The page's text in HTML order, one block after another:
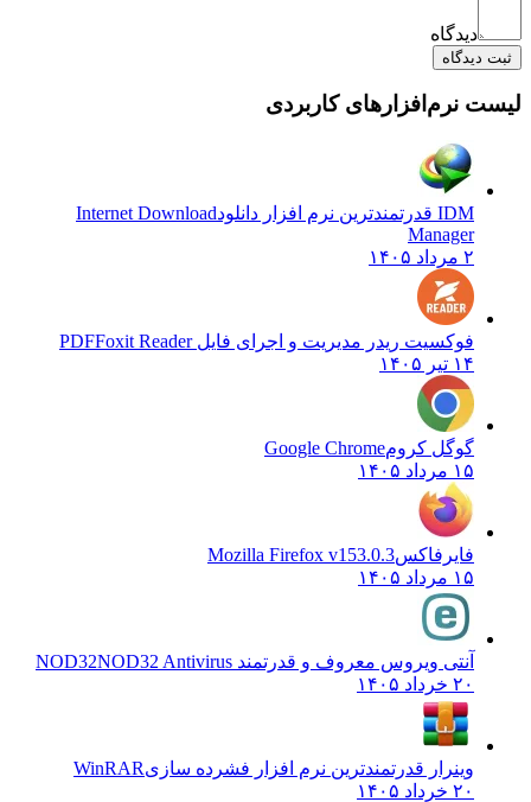
دیدگاه
ثبت دیدگاه
لیست نرم‌افزارهای کاربردی
IDM قدرتمندترین نرم افزار دانلود
Internet Download
Manager
۲ مرداد ۱۴۰۵
فوکسیت ریدر مدیریت و اجرای فایل PDFFoxit Reader
۱۴ تیر ۱۴۰۵
گوگل کرومGoogle Chrome
۱۵ مرداد ۱۴۰۵
فایرفاکسMozilla Firefox v153.0.3
۱۵ مرداد ۱۴۰۵
آنتی ویروس معروف و قدرتمند NOD32 NOD32 Antivirus
۲۰ خرداد ۱۴۰۵
وینرار قدرتمندترین نرم افزار فشرده سازیWinRAR
۲۰ خرداد ۱۴۰۵